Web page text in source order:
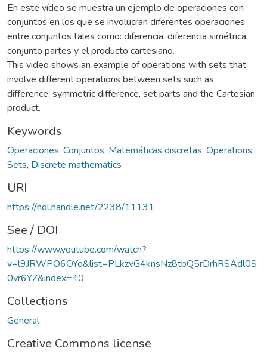
En este vídeo se muestra un ejemplo de operaciones con
conjuntos en los que se involucran diferentes operaciones
entre conjuntos tales como: diferencia, diferencia simétrica,
conjunto partes y el producto cartesiano.
This video shows an example of operations with sets that
involve different operations between sets such as:
difference, symmetric difference, set parts and the Cartesian
product.
Keywords
Operaciones, Conjuntos, Matemáticas discretas, Operations,
Sets, Discrete mathematics
URI
https://hdl.handle.net/2238/11131
See / DOI
https://www.youtube.com/watch?
v=l9JRWPO6OYo&list=PLkzvG4knsNz8tbQ5rDrhRSAdl0S
0vr6YZ&index=40
Collections
General
Creative Commons license